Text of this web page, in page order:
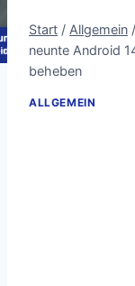
Start / Allgemein /
neunte Android
beheben
ALLGEMEIN